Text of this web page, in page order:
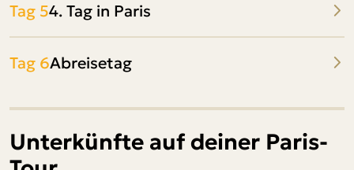
Tag 54. Tag in Paris
Tag 6Abreisetag
Unterkünfte auf deiner Paris-